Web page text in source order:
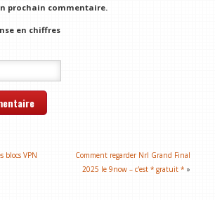
prochain commentaire.
en chiffres
blocs VPN
Comment regarder Nrl Grand Final
2025 le 9now – c'est * gratuit * »